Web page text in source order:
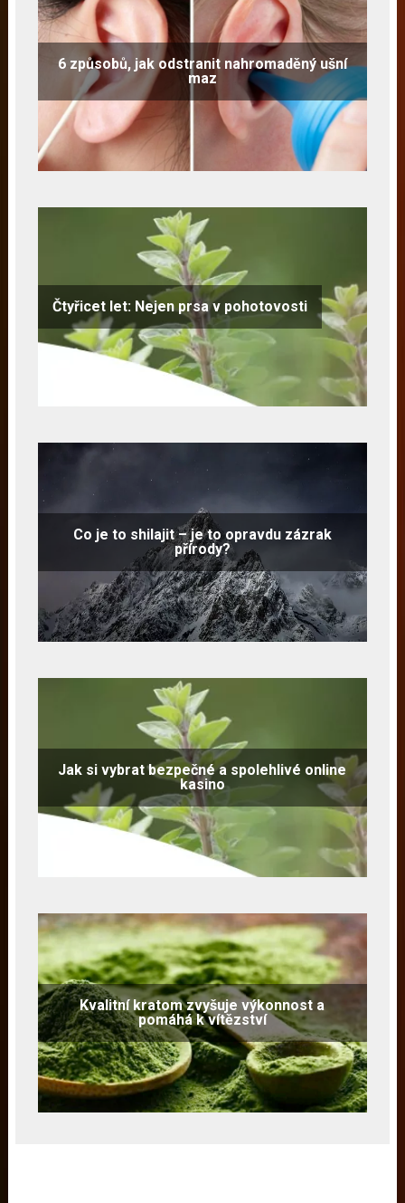
6 způsobů, jak odstranit nahromaděný ušní
maz
Čtyřicet let: Nejen prsa v pohotovosti
Co je to shilajit – je to opravdu zázrak
přírody?
Jak si vybrat bezpečné a spolehlivé online
kasino
Kvalitní kratom zvyšuje výkonnost a
pomáhá k vítězství